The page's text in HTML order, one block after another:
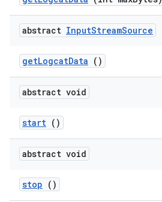
abstract InputStreamSource
getLogcatData ()
abstract void
start ()
abstract void
stop ()